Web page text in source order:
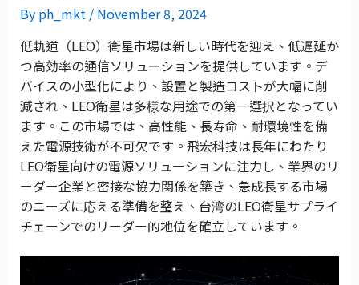
By ph_mkt / November 8, 2024
低軌道（LEO）衛星市場は新しい時代を迎え、低遅延か
つ高効率の通信ソリューションを提供しています。デ
バイスの小型化により、設置と製造コストが大幅に削
減され、LEO衛星は多様な用途での第一選択となってい
ます。この市場では、高性能、長寿命、耐環境性を備
えた電源技術が不可欠です。飛宏科技は長年にわたり
LEO衛星向けの電源ソリューションに注力し、業界のリ
ーダー企業と密接な協力関係を築き、急成長する市場
のニーズに応える準備を整え、台湾のLEO衛星サプライ
チェーンでのリーダー的地位を確立しています。